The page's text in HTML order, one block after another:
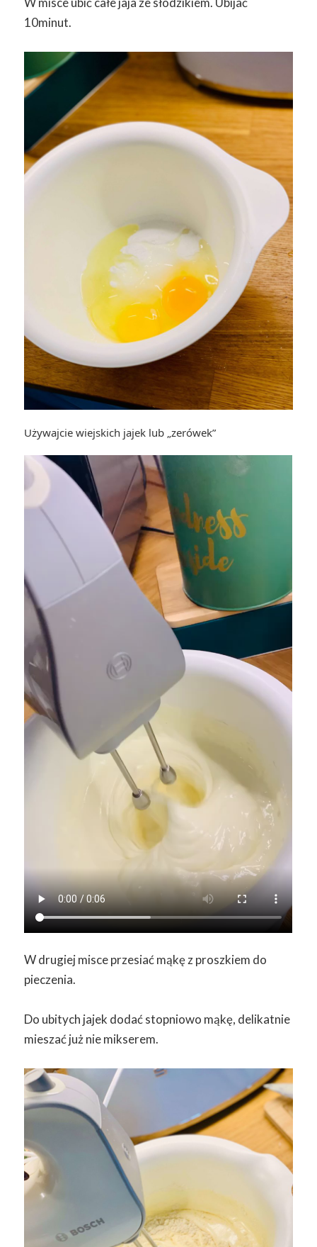
10minut.
Używajcie wiejskich jajek lub „zerówek”
W drugiej misce przesiać mąkę z proszkiem do
pieczenia.
Do ubitych jajek dodać stopniowo mąkę, delikatnie
mieszać już nie mikserem.